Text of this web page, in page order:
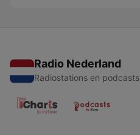
Radio Nederland
Radiostations en podcasts